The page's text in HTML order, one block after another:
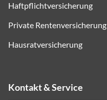
Haftpflichtversicherung
Private Rentenversicherung
Hausratversicherung
Kontakt & Service